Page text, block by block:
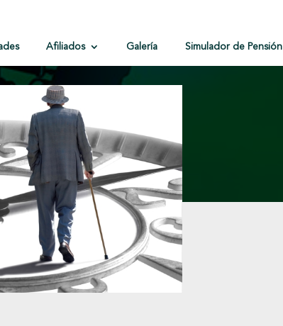
Afiliados Galería Simulador de Pensión